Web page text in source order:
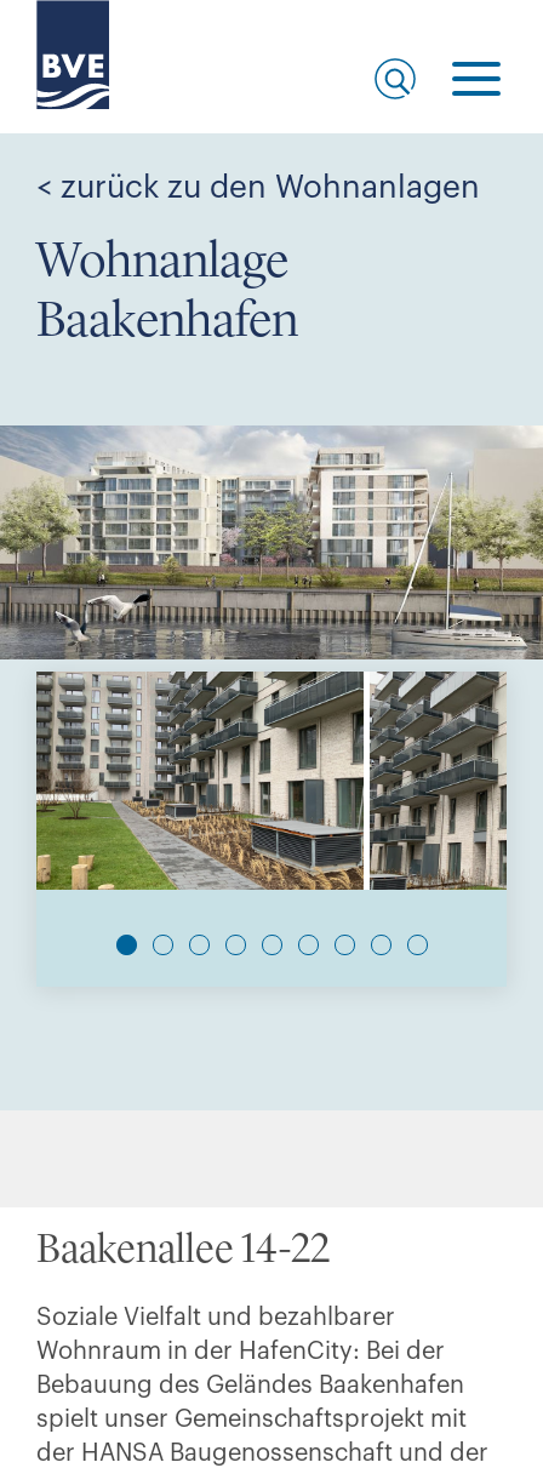
< zurück zu den Wohnanlagen
Wohnanlage
Baakenhafen
Baakenallee 14-22
Soziale Vielfalt und bezahlbarer
Wohnraum in der HafenCity: Bei der
Bebauung des Geländes Baakenhafen
spielt unser Gemeinschaftsprojekt mit
der HANSA Baugenossenschaft und der